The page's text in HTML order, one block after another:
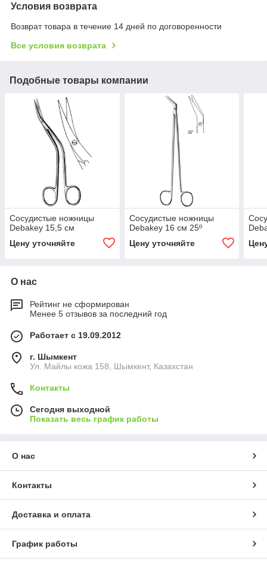
Условия возврата
Возврат товара в течение 14 дней по договоренности
Все условия возврата
Подобные товары компании
Сосудистые ножницы
Debakey 15,5 см
Цену уточняйте
Сосудистые ножницы
Debakey 16 см 25º
Цену уточняйте
О нас
Рейтинг не сформирован
Менее 5 отзывов за последний год
Работает с 19.09.2012
г. Шымкент
Ул. Майлы кожа 158, Шымкент, Казахстан
Контакты
Сегодня выходной
Показать весь график работы
О нас
Контакты
Доставка и оплата
График работы